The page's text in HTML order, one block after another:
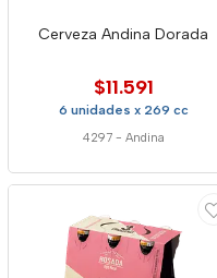
Cerveza Andina Dorada
$11.591
6 unidades x 269 cc
4297 - Andina